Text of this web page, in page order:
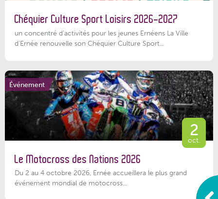
Chéquier Culture Sport Loisirs 2026-2027
un concentré d’activités pour les jeunes Ernéens La Ville
d’Ernée renouvelle son Chéquier Culture Sport...
Événement
2
oct.
Le Motocross des Nations 2026
Du 2 au 4 octobre 2026, Ernée accueillera le plus grand
événement mondial de motocross...